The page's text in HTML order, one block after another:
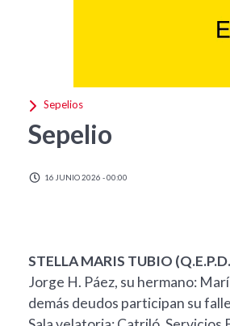
Sepelios
Sepelio
16 JUNIO 2026 - 00:00
STELLA MARIS TUBIO
Jorge H. Páez, su hermano:
demás deudos participan su